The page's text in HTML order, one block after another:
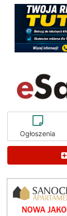
Ogłoszenia